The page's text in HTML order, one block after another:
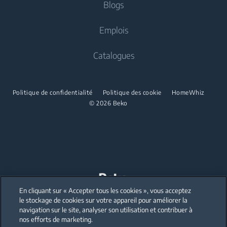
Réfrigérateurs congélateurs intégrés
Cuisson
Micro-ondes pose libre
Lave-vaisselle pose libre
Lave-vaisselle intégrés
Micro-ondes encastrés
Hottes encastrées
Beko Professional
Blogs
Emplois
Catalogues
© 2026 Beko
Politique de confidentialité Politique des cookie HomeWhiz
Our parent company, Beko has 55,000 employees throughout the world
with its global operations through its subsidiaries in 57 countries and 45
production facilities in 13 countries
(i.e. Türkiye, UK, Italy, Romania, Slovakia, Poland, South Africa, Russia,
Pakistan, India, Bangladesh, Thailand and China).
En cliquant sur « Accepter tous les cookies », vous acceptez
le stockage de cookies sur votre appareil pour améliorer la
navigation sur le site, analyser son utilisation et contribuer à
nos efforts de marketing.